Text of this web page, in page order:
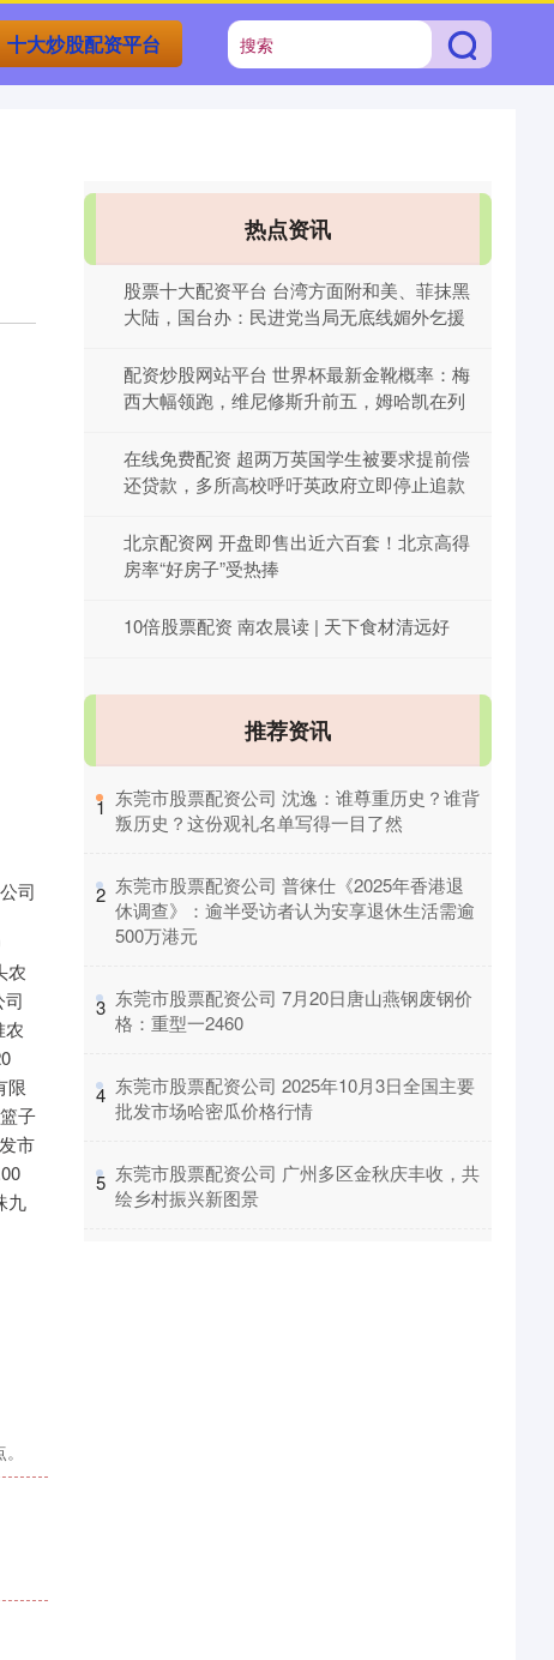
十大炒股配资平台
司
农
农
限
子
市
九
热点资讯
股票十大配资平台 台湾方面附和美、菲抹黑
大陆，国台办：民进党当局无底线媚外乞援
配资炒股网站平台 世界杯最新金靴概率：梅
西大幅领跑，维尼修斯升前五，姆哈凯在列
在线免费配资 超两万英国学生被要求提前偿
还贷款，多所高校呼吁英政府立即停止追款
北京配资网 开盘即售出近六百套！北京高得
房率“好房子”受热捧
10倍股票配资 南农晨读 | 天下食材清远好
推荐资讯
1 ​东莞市股票配资公司 沈逸：谁尊重历史？谁背
叛历史？这份观礼名单写得一目了然
2 ​东莞市股票配资公司 普徕仕《2025年香港退
休调查》：逾半受访者认为安享退休生活需逾
500万港元
3 ​东莞市股票配资公司 7月20日唐山燕钢废钢价
格：重型一2460
4 ​东莞市股票配资公司 2025年10月3日全国主要
批发市场哈密瓜价格行情
5 ​东莞市股票配资公司 广州多区金秋庆丰收，共
绘乡村振兴新图景